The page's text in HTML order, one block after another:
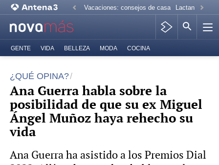
Vacaciones: consejos de casa Lactancia
GENTE VIDA BELLEZA MODA COCINA
¿QUÉ OPINA?
Ana Guerra habla sobre la
posibilidad de que su ex Miguel
Ángel Muñoz haya rehecho su
vida
Ana Guerra ha asistido a los Premios Dial